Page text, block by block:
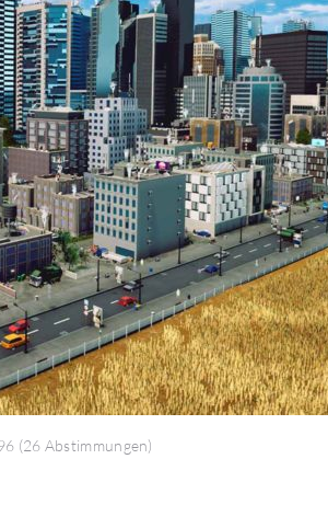
(26 Abstimmungen)